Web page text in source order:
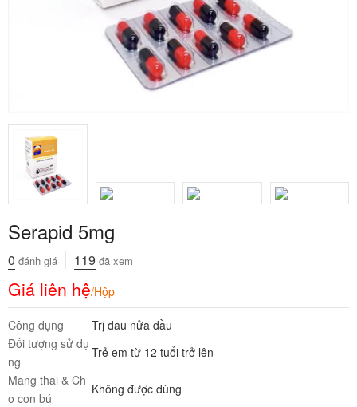
Serapid 5mg
0 đánh giá 119 đã xem
Giá liên hệ/Hộp
Công dụng
Trị đau nửa đầu
Đối tượng sử dụ
ng
Trẻ em từ 12 tuổi trở lên
Mang thai & Ch
o con bú
Không được dùng